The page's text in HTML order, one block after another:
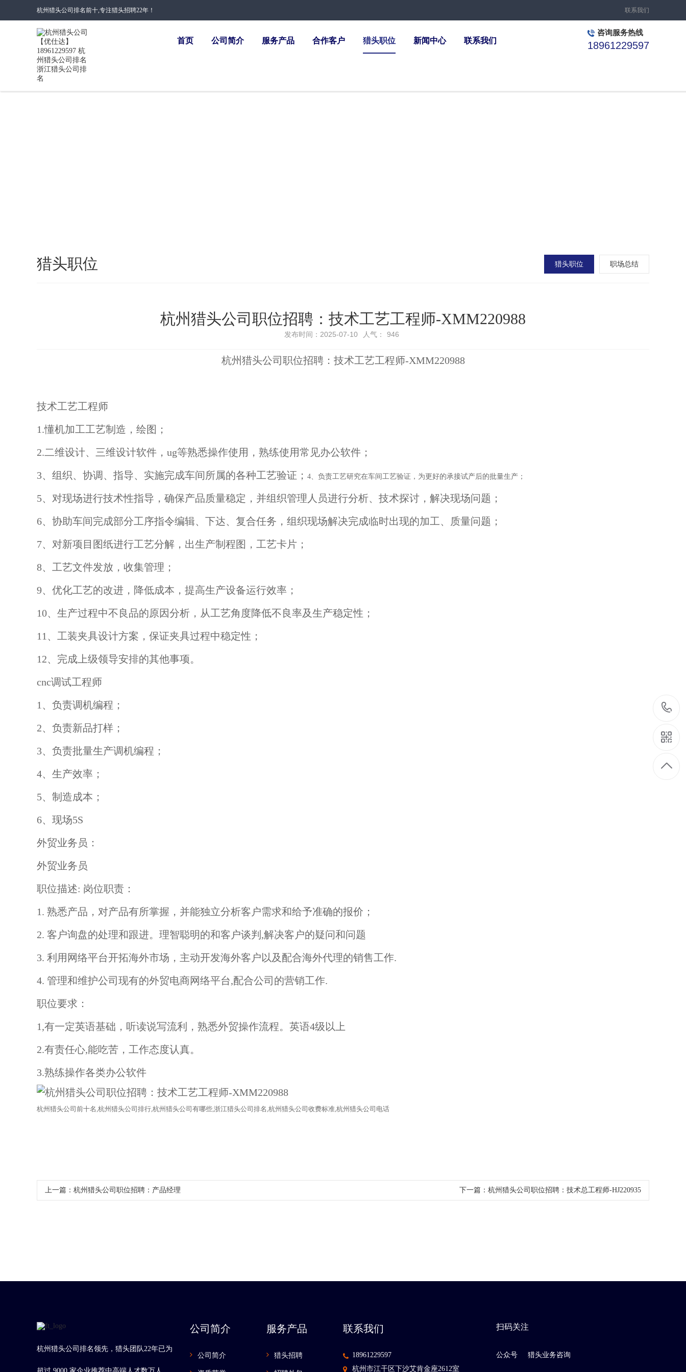
杭州猎头公司排名前十,专注猎头招聘22年！ 联系我们
首页 公司简介 服务产品 合作客户 猎头职位 新闻中心 联系我们
咨询服务热线
18961229597
猎头职位 猎头职位 职场总结
杭州猎头公司职位招聘：技术工艺工程师-XMM220988
发布时间：2025-07-10 人气： 946
杭州猎头公司职位招聘：技术工艺工程师-XMM220988
技术工艺工程师
1.懂机加工工艺制造，绘图；
2.二维设计、三维设计软件，ug等熟悉操作使用，熟练使用常见办公软件；
3、组织、协调、指导、实施完成车间所属的各种工艺验证； 4、负责工艺研究在车间工艺验证，为更好的承接试产后的批量生产；
5、对现场进行技术性指导，确保产品质量稳定，并组织管理人员进行分析、技术探讨，解决现场问题；
6、协助车间完成部分工序指令编辑、下达、复合任务，组织现场解决完成临时出现的加工、质量问题；
7、对新项目图纸进行工艺分解，出生产制程图，工艺卡片；
8、工艺文件发放，收集管理；
9、优化工艺的改进，降低成本，提高生产设备运行效率；
10、生产过程中不良品的原因分析，从工艺角度降低不良率及生产稳定性；
11、工装夹具设计方案，保证夹具过程中稳定性；
12、完成上级领导安排的其他事项。
cnc调试工程师
1、负责调机编程；
2、负责新品打样；
3、负责批量生产调机编程；
4、生产效率；
5、制造成本；
6、现场5S
外贸业务员：
外贸业务员
职位描述: 岗位职责：
1. 熟悉产品，对产品有所掌握，并能独立分析客户需求和给予准确的报价；
2. 客户询盘的处理和跟进。理智聪明的和客户谈判,解决客户的疑问和问题
3. 利用网络平台开拓海外市场，主动开发海外客户以及配合海外代理的销售工作.
4. 管理和维护公司现有的外贸电商网络平台,配合公司的营销工作.
职位要求：
1,有一定英语基础，听读说写流利，熟悉外贸操作流程。英语4级以上
2.有责任心,能吃苦，工作态度认真。
3.熟练操作各类办公软件
杭州 猎头公司 前十名 ,杭州猎头公司排行,杭州 猎头公司 有哪些,浙江猎头公司 排名 ,杭州猎头公司收费标准,杭州猎头公司电话
上一篇： 杭州猎头公司职位招聘：产品经理 下一篇： 杭州猎头公司职位招聘：技术总工程师-HJ220935
杭州猎头公司排名领先，猎头团队22年已为
公司简介
公司简介
服务产品
猎头招聘
联系我们
18961229597
杭州市江干区下沙艾肯金座2612室
扫码关注
公众号 猎头业务咨询